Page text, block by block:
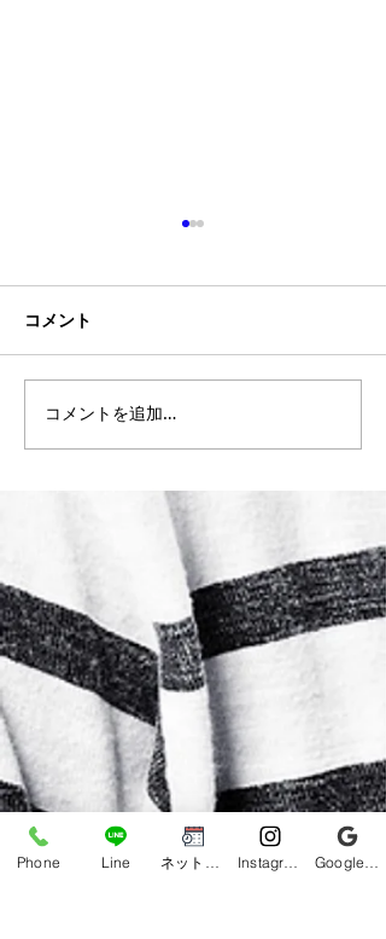
【沖縄市 メンズ脱毛】ヒ
ゲ脱毛後の乾燥対策にリ
らもご来店多数【口コミ
コメント
コメントを追加…
Phone Line